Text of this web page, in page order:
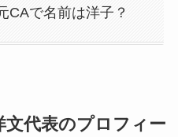
CAで名前は洋子？
文代表のプロフィー